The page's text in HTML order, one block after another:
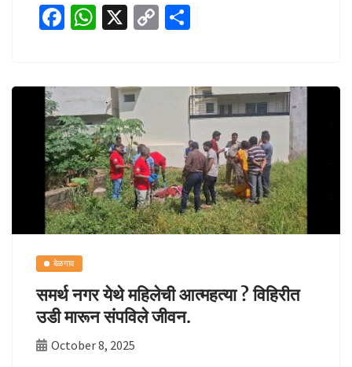
Fa
o
o
k
W
sA
p
p
X
C
y
n
k
e
बेळगाव
समर्थ नगर येथे महिलेची आत्महत्या ? विहिरीत
उडी मारून संपविले जीवन.
October 8, 2025